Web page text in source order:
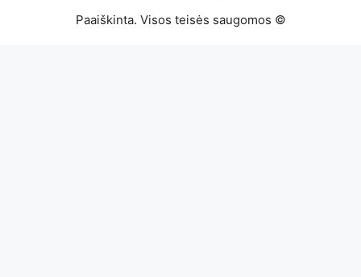
Paaiškinta. Visos teisės saugomos ©